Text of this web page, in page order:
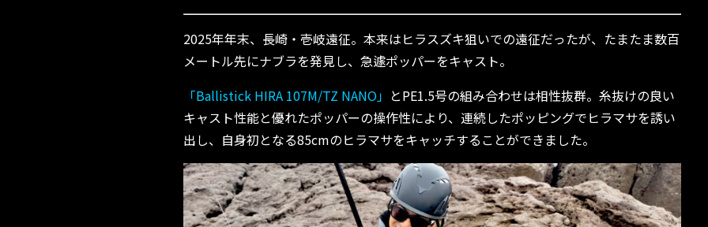
2025年年末、長崎・壱岐遠征。本来はヒラスズキ狙いでの遠征だったが、たまたま数百
メートル先にナブラを発見し、急遽ポッパーをキャスト。
「Ballistick HIRA 107M/TZ NANO」 とPE1.5号の組み合わせは相性抜群。糸抜けの良い
キャスト性能と優れたポッパーの操作性により、連続したポッピングでヒラマサを誘い
出し、自身初となる85cmのヒラマサをキャッチすることができました。